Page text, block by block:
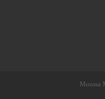
Moussa